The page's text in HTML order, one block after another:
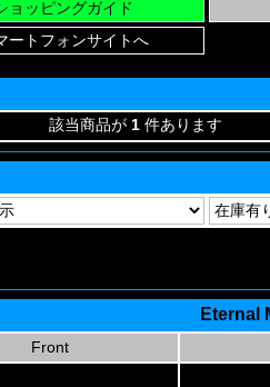
該当商品が 1 件あります
Eternal
Front